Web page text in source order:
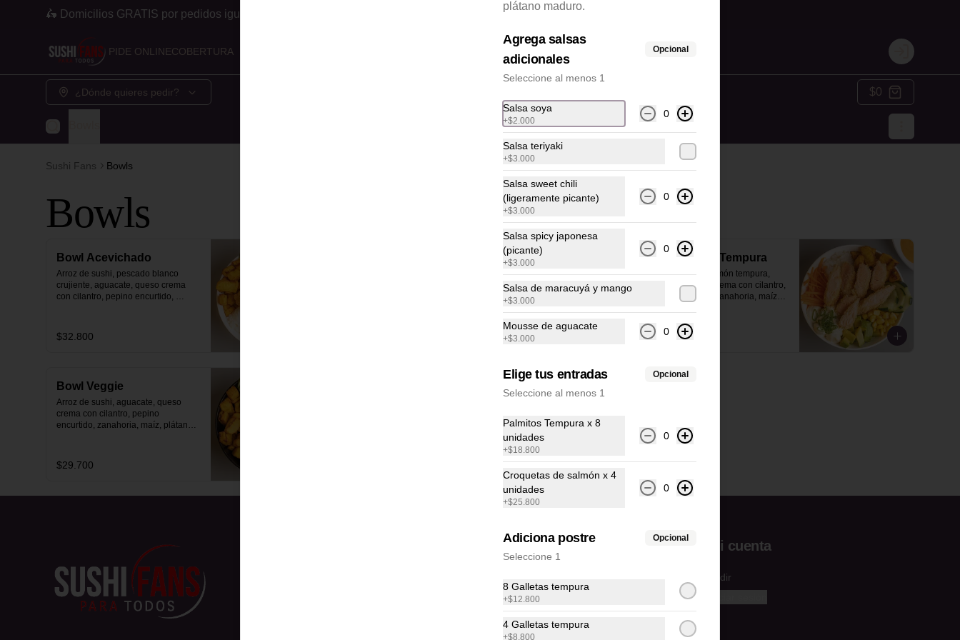
🛵 Domicilios GRATIS por pedidos iguales o superiores a $60.000 🍣
PIDE ONLINECOBERTURA
Login
¿Dónde quieres pedir? $0
Sushi Fans Bowls
Bowls
Bowl Acevichado
Arroz de sushi, pescado blanco
crujiente, aguacate, queso crema
con cilantro, pepino encurtido,
$32.800
Bowl Salmón Tempura
Arroz de sushi, salmón tempura,
aguacate, queso crema con cilantro,
pepino encurtido, zanahoria, maíz y
$37.800
Bowl Veggie
Arroz de sushi, aguacate, queso
crema con cilantro, pepino
encurtido, zanahoria, maíz, plátano
$29.700
Redes sociales
Facebook
Mi cuenta
Pedir
plátano maduro.
Agrega salsas
adicionales
Opcional
Seleccione al menos 1
Salsa soya
+$2.000
0
Salsa teriyaki
+$3.000
Salsa sweet chili
(ligeramente picante)
+$3.000
0
Salsa spicy japonesa
(picante)
+$3.000
0
Salsa de maracuyá y mango
+$3.000
Mousse de aguacate
+$3.000
0
Elige tus entradas Opcional
Seleccione al menos 1
Palmitos Tempura x 8
unidades
+$18.800
0
Croquetas de salmón x 4
unidades
+$25.800
0
Adiciona postre Opcional
Seleccione 1
8 Galletas tempura
+$12.800
4 Galletas tempura
+$8.800